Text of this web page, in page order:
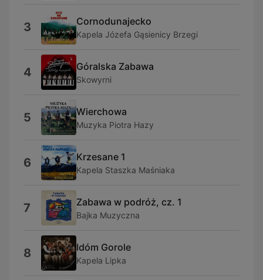
3 Cornodunajecko
Kapela Józefa Gąsienicy Brzegi
4 Góralska Zabawa
Skowyrni
5 Wierchowa
Muzyka Piotra Hazy
6 Krzesane 1
Kapela Staszka Maśniaka
7 Zabawa w podróż, cz. 1
Bajka Muzyczna
8 Idóm Gorole
Kapela Lipka